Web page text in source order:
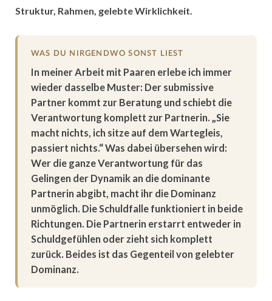
Struktur, Rahmen, gelebte Wirklichkeit.
WAS DU NIRGENDWO SONST LIEST
In meiner Arbeit mit Paaren erlebe ich immer
wieder dasselbe Muster: Der submissive
Partner kommt zur Beratung und schiebt die
Verantwortung komplett zur Partnerin. „Sie
macht nichts, ich sitze auf dem Wartegleis,
passiert nichts.“ Was dabei übersehen wird:
Wer die ganze Verantwortung für das
Gelingen der Dynamik an die dominante
Partnerin abgibt, macht ihr die Dominanz
unmöglich. Die Schuldfalle funktioniert in beide
Richtungen. Die Partnerin erstarrt entweder in
Schuldgefühlen oder zieht sich komplett
zurück. Beides ist das Gegenteil von gelebter
Dominanz.